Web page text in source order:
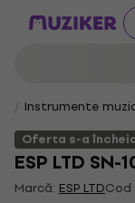
Instrumente
Oferta s-a
ESP LTD
Marcă: ESP LTDCod